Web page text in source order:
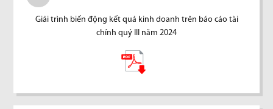
Giải trình biến động kết quả kinh doanh trên báo cáo tài
chính quý III năm 2024